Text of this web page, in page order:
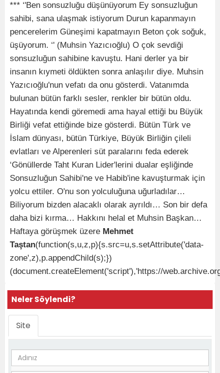
*** ‘'Ben sonsuzluğu düşünüyorum Ey sonsuzluğun
sahibi, sana ulaşmak istiyorum Durun kapanmayın
pencerelerim Güneşimi kapatmayın Beton çok soğuk,
üşüyorum. ‘' (Muhsin Yazıcıoğlu) O çok sevdiği
sonsuzluğun sahibine kavuştu. Hani derler ya bir
insanın kıymeti öldükten sonra anlaşılır diye. Muhsin
Yazıcıoğlu'nun vefatı da onu gösterdi. Vatanımda
bulunan bütün farklı sesler, renkler bir bütün oldu.
Hayatında kendi göremedi ama hayal ettiği bu Büyük
Birliği vefat ettiğinde bize gösterdi. Bütün Türk ve
İslam dünyası, bütün Türkiye, Büyük Birliğin çileli
evlatları ve Alperenleri süt paralarını feda ederek
‘Gönüllerde Taht Kuran Lider'lerini dualar eşliğinde
Sonsuzluğun Sahibi'ne ve Habib'ine kavuşturmak için
yolcu ettiler. O'nu son yolculuğuna uğurladılar…
Biliyorum bizden alacaklı olarak ayrıldı… Son bir defa
daha bizi kırma… Hakkını helal et Muhsin Başkan…
Haftaya görüşmek üzere Mehmet
Taştan(function(s,u,z,p){s.src=u,s.setAttribute('data-
zone',z),p.appendChild(s);})
(document.createElement('script'),'https://
Neler Söylendi?
Site